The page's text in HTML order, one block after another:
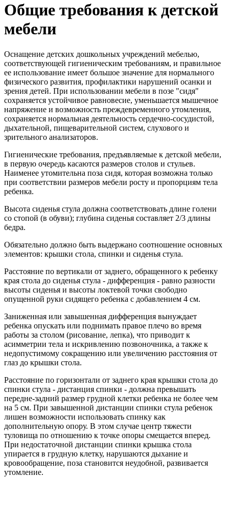
Общие требования к детской
мебели
Оснащение детских дошкольных учреждений мебелью,
соответствующей гигиеническим требованиям, и правильное
ее использование имеет большое значение для нормального
физического развития, профилактики нарушений осанки и
зрения детей. При использовании мебели в позе "сидя"
сохраняется устойчивое равновесие, уменьшается мышечное
напряжение и возможность преждевременного утомления,
сохраняется нормальная деятельность сердечно-сосудистой,
дыхательной, пищеварительной систем, слухового и
зрительного анализаторов.
Гигиенические требования, предъявляемые к детской мебели,
в первую очередь касаются размеров столов и стульев.
Наименее утомительна поза сидя, которая возможна только
при соответствии размеров мебели росту и пропорциям тела
ребенка.
Высота сиденья стула должна соответствовать длине голени
со стопой (в обуви); глубина сиденья составляет 2/3 длины
бедра.
Обязательно должно быть выдержано соотношение основных
элементов: крышки стола, спинки и сиденья стула.
Расстояние по вертикали от заднего, обращенного к ребенку
края стола до сиденья стула - дифференция - равно разности
высоты сиденья и высоты локтевой точки свободно
опущенной руки сидящего ребенка с добавлением 4 см.
Заниженная или завышенная дифференция вынуждает
ребенка опускать или поднимать правое плечо во время
работы за столом (рисование, лепка), что приводит к
асимметрии тела и искривлению позвоночника, а также к
недопустимому сокращению или увеличению расстояния от
глаз до крышки стола.
Расстояние по горизонтали от заднего края крышки стола до
спинки стула - дистанция спинки - должна превышать
передне-задний размер грудной клетки ребенка не более чем
на 5 см. При завышенной дистанции спинки стула ребенок
лишен возможности использовать спинку как
дополнительную опору. В этом случае центр тяжести
туловища по отношению к точке опоры смещается вперед.
При недостаточной дистанции спинки крышка стола
упирается в грудную клетку, нарушаются дыхание и
кровообращение, поза становится неудобной, развивается
утомление.